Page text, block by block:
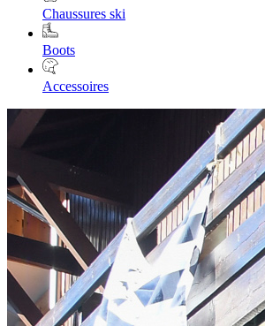
Chaussures ski
Boots
Accessoires